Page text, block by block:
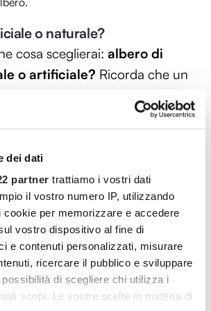
dei dati
partner trattiamo i vostri dati
il vostro numero IP, utilizzando
cookie per memorizzare e accedere
vostro dispositivo al fine di
e contenuti personalizzati, misurare
ricercare il pubblico e sviluppare
di scegliere chi utilizza i
scopi. Le vostre scelte in materia di
o naturale?
cosa sceglierai: albero di
o artificiale? Ricorda che un
possibile e in ogni caso si tratta
ha un vantaggio
èriutilizzabile per tantissimi
scelto nello stile che
l’altezza disponibile.
albero di Natale e aprire le
gli addobbi, anno
piccole modifichee